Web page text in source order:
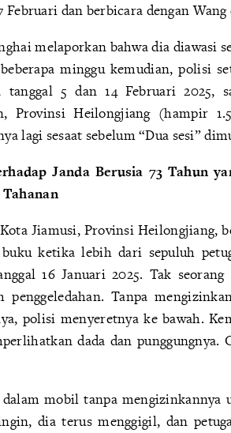
Februari dan berbicara dengan
melaporkan bahwa dia diawasi
minggu kemudian, polisi
tanggal 5 dan 14 Februari 2025,
Provinsi Heilongjiang (hampir
lagi sesaat sebelum “Dua sesi”
Janda Berusia 73 Tahun
Jiamusi, Provinsi Heilongjiang,
ketika lebih dari sepuluh
16 Januari 2025. Tak
Tanpa
polisi menyeretnya ke bawah.
dada dan
mobil tanpa mengizinkannya
dia terus menggigil, dan